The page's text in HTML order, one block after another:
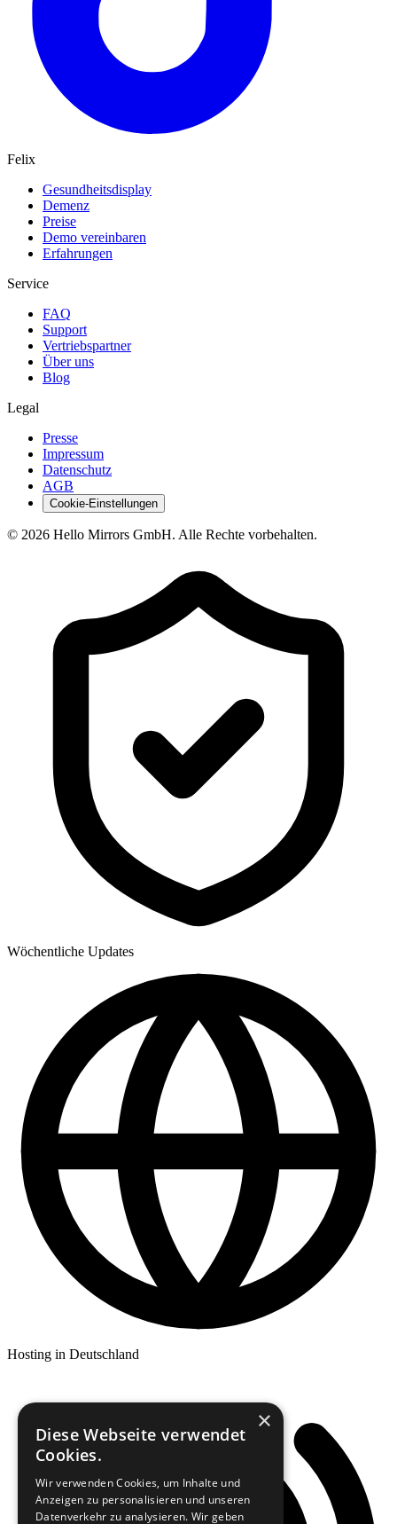
Felix
Gesundheitsdisplay
Demenz
Preise
Demo vereinbaren
Erfahrungen
Service
FAQ
Support
Vertriebspartner
Über uns
Blog
Legal
Presse
Impressum
Datenschutz
AGB
Cookie-Einstellungen
© 2026 Hello Mirrors GmbH. Alle Rechte vorbehalten.
Wöchentliche Updates
Hosting in Deutschland
×
Diese Webseite verwendet
Cookies.
Wir verwenden Cookies, um Inhalte und
Anzeigen zu personalisieren und unseren
Datenverkehr zu analysieren. Wir geben